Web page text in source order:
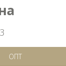
ОПТ